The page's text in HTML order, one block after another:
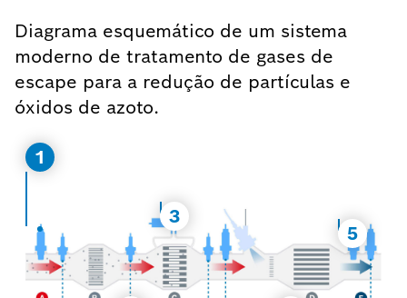
Diagrama esquemático de um sistema
moderno de tratamento de gases de
escape para a redução de partículas e
óxidos de azoto.
1
3
5